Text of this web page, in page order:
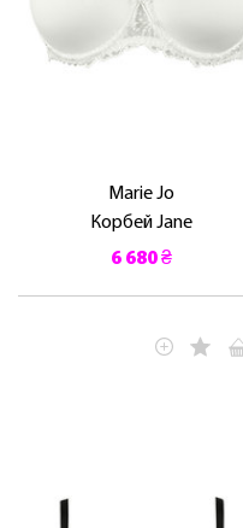
Marie Jo
Корбей Jane
6 680 ₴